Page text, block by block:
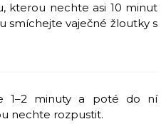
kterou nechte asi 10 minut
smíchejte vaječné žloutky s
1–2 minuty a poté do ní
nechte rozpustit.